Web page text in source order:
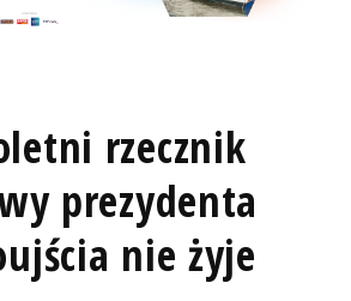
rzecznik
prezydenta
nie żyje